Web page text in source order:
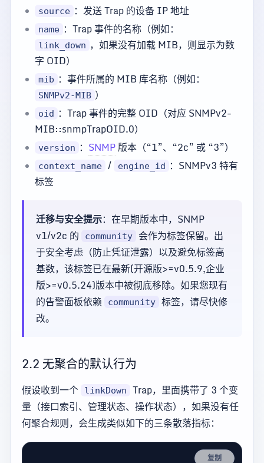
source ：发送 Trap 的设备 IP 地址
name ：Trap 事件的名称（例如：
link_down ，如果没有加载 MIB，则显示为数
字 OID）
mib ：事件所属的 MIB 库名称（例如：
SNMPv2-MIB ）
oid ：Trap 事件的完整 OID（对应 SNMPv2-
MIB::snmpTrapOID.0）
version ： SNMP版本（“1”、“2c” 或 “3”）
context_name / engine_id ：SNMPv3 特有
标签
迁移与安全提示：在早期版本中，SNMP
v1/v2c 的
community
会作为标签保留。出
于安全考虑（防止凭证泄露）以及避免标签高
基数，该标签已在最新(开源版>=v0.5.9,企业
版>=v0.5.24)版本中被彻底移除。如果您现有
的告警面板依赖
community 标签，请尽快修
改。
2.2 无聚合的默认行为
假设收到一个 linkDown
Trap，里面携带了 3 个变
量（接口索引、管理状态、操作状态），如果没有任
何聚合规则，会生成类似如下的三条散落指标：
复制